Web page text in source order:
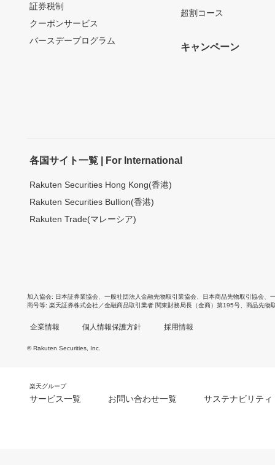
証券税制
クーポンサービス
バースデープログラム
超割コース
キャンペーン
各国サイト一覧 | For International
Rakuten Securities Hong Kong(香港)
Rakuten Securities Bullion(香港)
Rakuten Trade(マレーシア)
加入協会 日本証券業協会 一般社団法人金融先物取引業協会 日本商品先物取引協会
商号等 楽天証券株式会社／金融商品取引業者 関東財務局長（金商）第195号、商品先物
企業情報 個人情報保護方針 採用情報
© Rakuten Securities, Inc.
楽天グループ
サービス一覧 お問い合わせ一覧 サステナビリティ